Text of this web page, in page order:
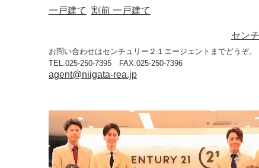
一戸建て 割前 一戸建て
セン
お問い合わせはセンチュリー２１エージェントまでどうぞ。
TEL.025-250-7395 FAX.025-250-7396
agent@niigata-rea.jp